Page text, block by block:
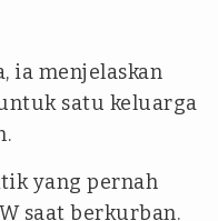
ia menjelaskan
satu keluarga
yang pernah
saat berkurban.